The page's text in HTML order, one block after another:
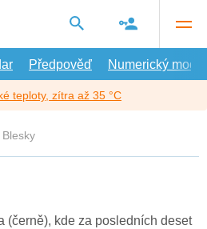
Předpověď Numerický model
teploty, zítra až 35 °C
Blesky
(černě), kde za posledních deset